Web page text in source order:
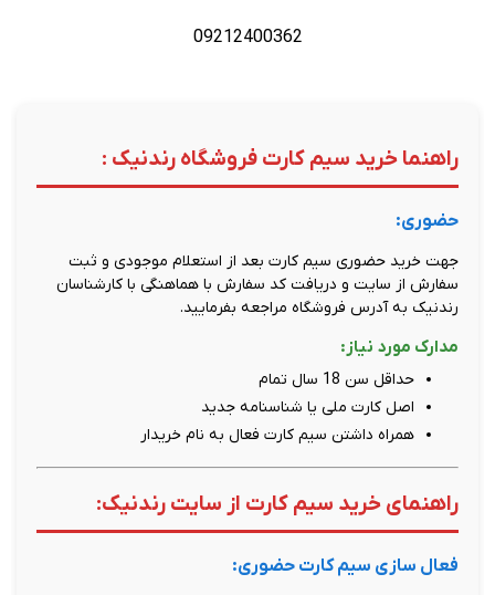
09212400362
راهنما خرید سیم کارت فروشگاه رندنیک :
حضوری:
جهت خرید حضوری سیم کارت بعد از استعلام موجودی و ثبت
سفارش از سایت و دریافت کد سفارش با هماهنگی با کارشناسان
رندنیک به آدرس فروشگاه مراجعه بفرمایید.
مدارک مورد نیاز:
حداقل سن 18 سال تمام
اصل کارت ملی یا شناسنامه جدید
همراه داشتن سیم کارت فعال به نام خریدار
راهنمای خرید سیم کارت از سایت رندنیک:
فعال سازی سیم کارت حضوری: